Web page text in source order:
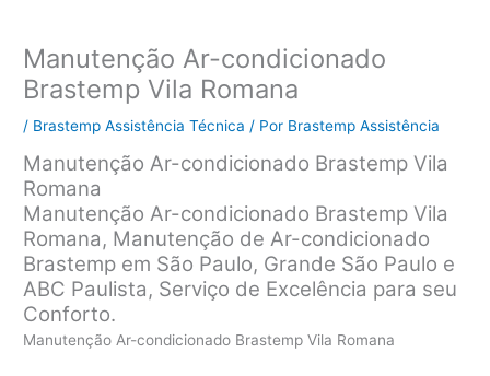
Manutenção Ar-condicionado
Brastemp Vila Romana
/ Brastemp Assistência Técnica / Por Brastemp Assistência
Manutenção Ar-condicionado Brastemp Vila
Romana
Manutenção Ar-condicionado Brastemp Vila
Romana, Manutenção de Ar-condicionado
Brastemp em São Paulo, Grande São Paulo e
ABC Paulista, Serviço de Excelência para seu
Conforto.
Manutenção Ar-condicionado Brastemp Vila Romana